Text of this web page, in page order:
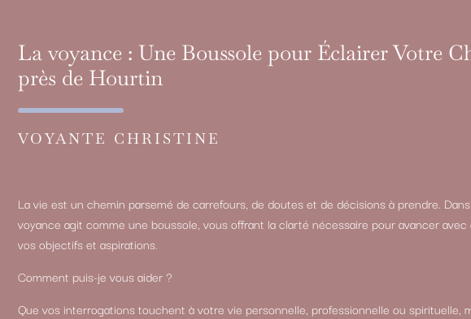
La voyance : Une Boussole pour Éclairer Votre
près de Hourtin
VOYANTE CHRISTINE
La vie est un chemin parsemé de carrefours, de doutes et de décisions à prendre.
voyance agit comme une boussole, vous offrant la clarté nécessaire pour avancer
vos objectifs et aspirations.
Comment puis-je vous aider ?
Que vos interrogations touchent à votre vie personnelle, professionnelle ou spirituelle,